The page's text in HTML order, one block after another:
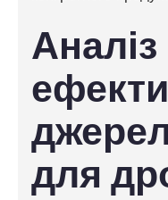
Аналіз
для